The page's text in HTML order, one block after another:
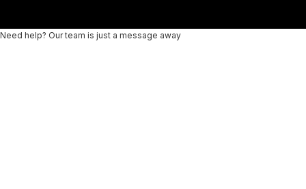
Need help? Our team is just a message away